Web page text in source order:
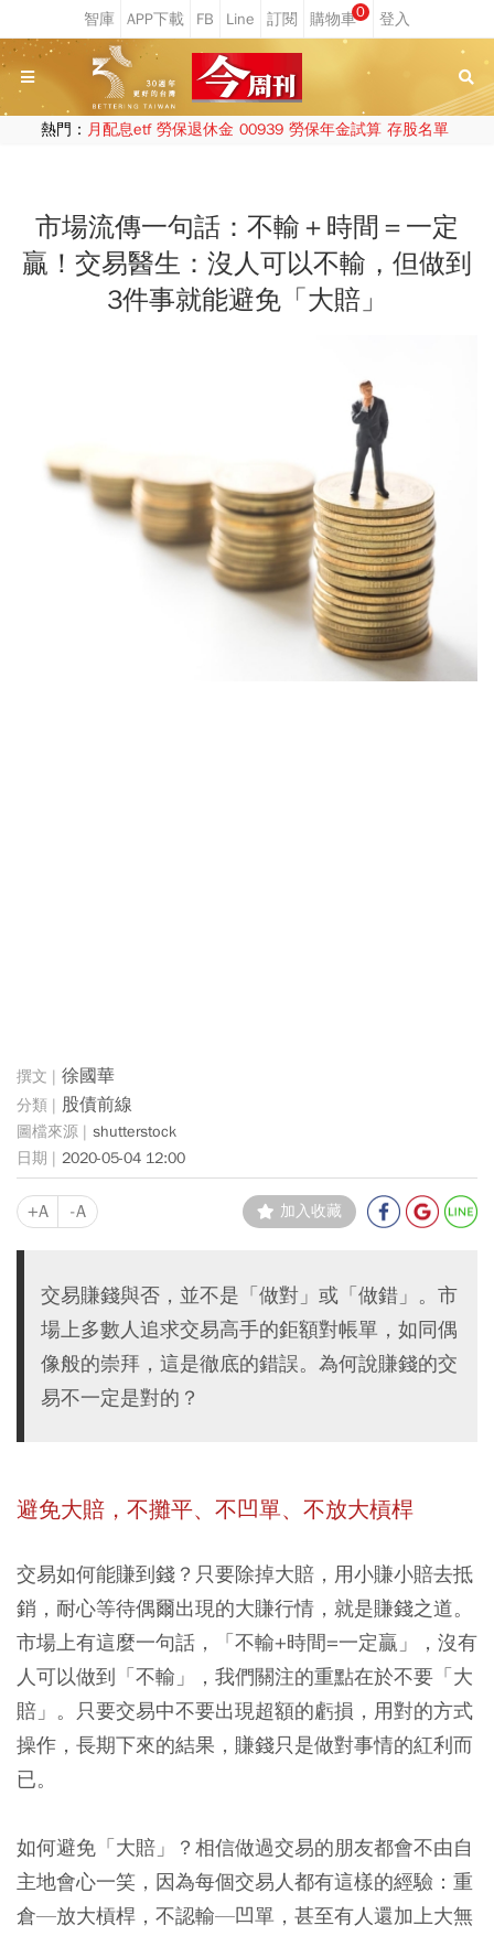
0
熱門： 月配息etf 勞保退休金 00939 勞保年金試算 存股名單
市場流傳一句話：不輸＋時間＝一定
贏！交易醫生：沒人可以不輸，但做到
3件事就能避免「大賠」
徐國華
股債前線
shutterstock
2020-05-04 12:00
+A -A 加入收藏
交易賺錢與否，並不是「做對」或「做錯」。市
場上多數人追求交易高手的鉅額對帳單，如同偶
像般的崇拜，這是徹底的錯誤。為何說賺錢的交
易不一定是對的？
避免大賠，不攤平、不凹單、不放大槓桿
交易如何能賺到錢？只要除掉大賠，用小賺小賠去抵
銷，耐心等待偶爾出現的大賺行情，就是賺錢之道。
市場上有這麼一句話，「不輸+時間=一定贏」，沒有
人可以做到「不輸」，我們關注的重點在於不要「大
賠」。只要交易中不要出現超額的虧損，用對的方式
操作，長期下來的結果，賺錢只是做對事情的紅利而
已。
如何避免「大賠」？相信做過交易的朋友都會不由自
主地會心一笑，因為每個交易人都有這樣的經驗：重
倉—放大槓桿，不認輸—凹單，甚至有人還加上大無